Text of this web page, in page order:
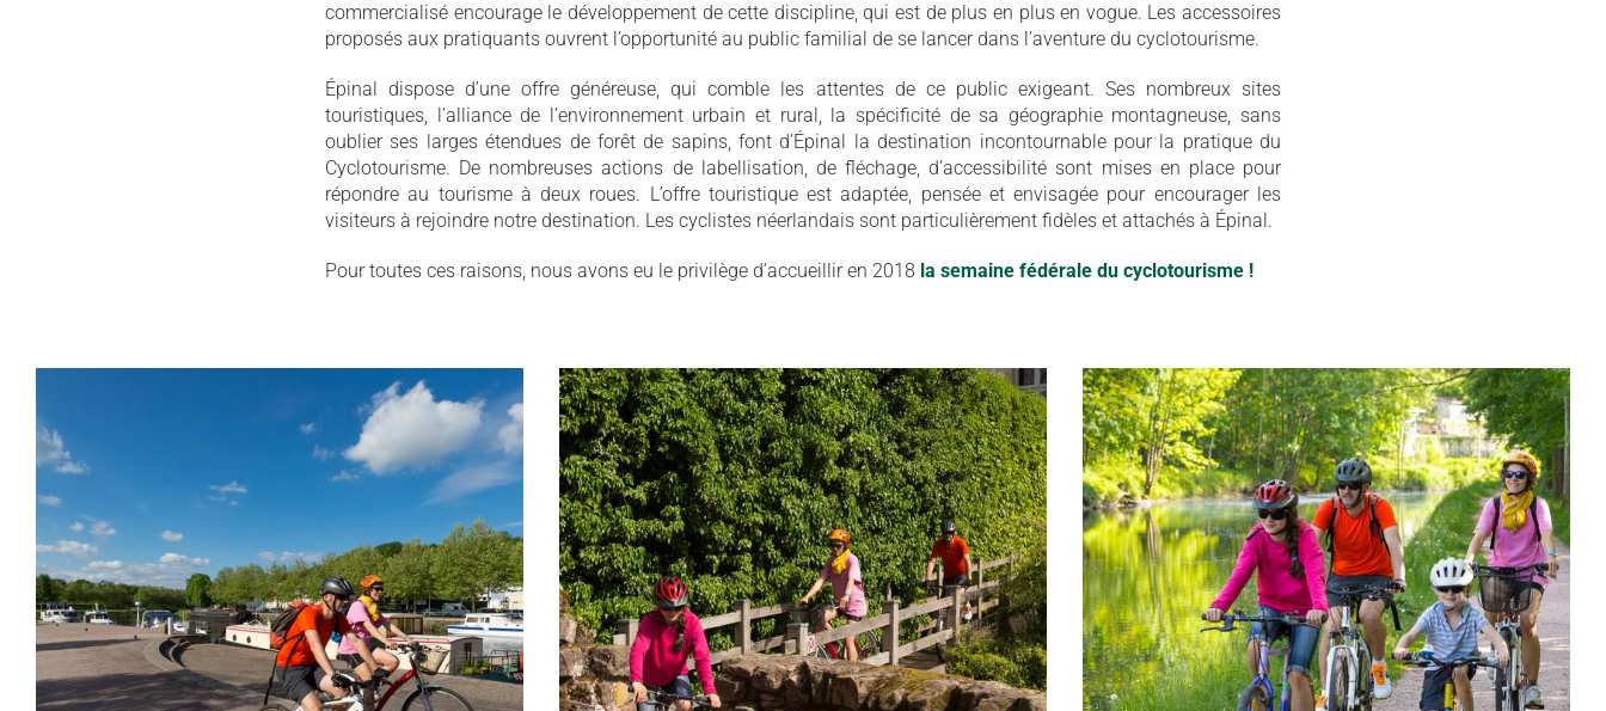
commercialisé encourage le développement de cette discipline, qui est de plus en plus en vogue. Les accessoires
proposés aux pratiquants ouvrent l’opportunité au public familial de se lancer dans l’aventure du cyclotourisme.
Épinal dispose d’une offre généreuse, qui comble les attentes de ce public exigeant. Ses nombreux sites
touristiques, l’alliance de l’environnement urbain et rural, la spécificité de sa géographie montagneuse, sans
oublier ses larges étendues de forêt de sapins, font d’Épinal la destination incontournable pour la pratique du
Cyclotourisme. De nombreuses actions de labellisation, de fléchage, d’accessibilité sont mises en place pour
répondre au tourisme à deux roues. L’offre touristique est adaptée, pensée et envisagée pour encourager les
visiteurs à rejoindre notre destination. Les cyclistes néerlandais sont particulièrement fidèles et attachés à Épinal.
Pour toutes ces raisons, nous avons eu le privilège d’accueillir en 2018 la semaine fédérale du cyclotourisme !